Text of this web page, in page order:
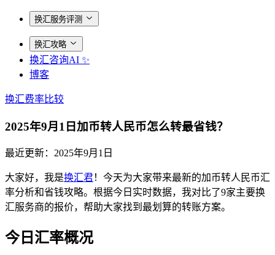
换汇服务评测
换汇攻略
换汇咨询AI ✨
博客
换汇费率比较
2025年9月1日加币转人民币怎么转最省钱？
最近更新： 2025年9月1日
大家好，我是换汇君！今天为大家带来最新的加币转人民币汇
率分析和省钱攻略。根据今日实时数据，我对比了9家主要换
汇服务商的报价，帮助大家找到最划算的转账方案。
今日汇率概况